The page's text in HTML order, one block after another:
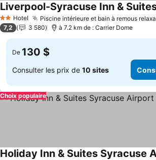
2 Étoiles
Hotel Piscine intérieure et bain à remous
Liverpool-Syracuse Inn &
7,2 3 580 à 7.2 km de : Carrier Dome
De 130 $
Consulter les prix de 10 sites
Choix populaire